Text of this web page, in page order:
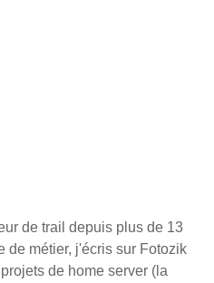
de trail depuis plus de 13
de métier, j'écris sur Fotozik
de home server (la